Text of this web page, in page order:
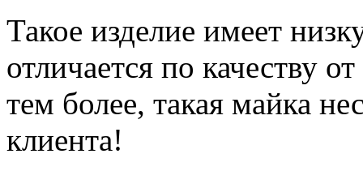
Такое изделие имеет
отличается по качеству
тем более, такая майка
клиента!